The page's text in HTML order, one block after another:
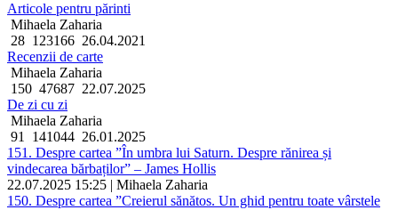
Articole pentru părinti
Mihaela Zaharia
28 123166 26.04.2021
Recenzii de carte
Mihaela Zaharia
150 47687 22.07.2025
De zi cu zi
Mihaela Zaharia
91
141044 26.01.2025
151. Despre cartea ”În umbra lui Saturn. Despre rănirea și
vindecarea bărbaților” – James Hollis
22.07.2025 15:25 | Mihaela Zaharia
150. Despre cartea ”Creierul sănătos. Un ghid pentru toate vârstele